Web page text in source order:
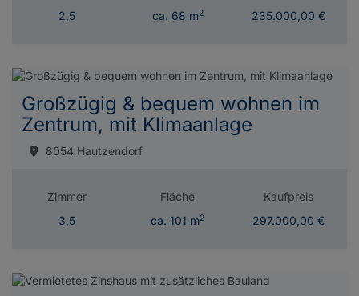
2,5
ca. 68 m2
235.000,00 €
Großzügig & bequem wohnen im
Zentrum, mit Klimaanlage
8054 Hautzendorf
Zimmer
3,5
Fläche
ca. 101 m2
Kaufpreis
297.000,00 €